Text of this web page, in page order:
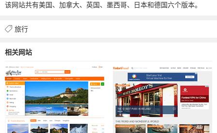
该网站共有美国、加拿大、英国、墨西哥、日本和德国六个版本。
旅行
相关网站